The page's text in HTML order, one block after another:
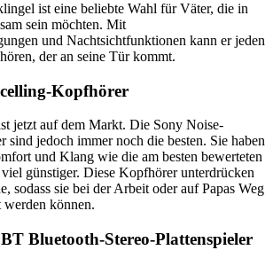
ist eine beliebte Wahl für Väter, die in
sein möchten. Mit
und Nachtsichtfunktionen kann er jeden
der an seine Tür kommt.
Kopfhörer
jetzt auf dem Markt. Die Sony Noise-
sind jedoch immer noch die besten. Sie haben
und Klang wie die am besten bewerteten
günstiger. Diese Kopfhörer unterdrücken
sodass sie bei der Arbeit oder auf Papas Weg
können.
Bluetooth-Stereo-Plattenspieler